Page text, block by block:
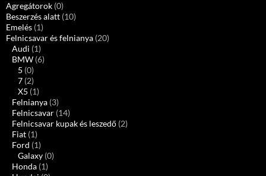
Agregátorok (0)
Beszerzés alatt (10)
Emelés (1)
Felnicsavar és felnianya (20)
Audi (1)
BMW (6)
5 (0)
7 (2)
X5 (1)
Felnianya (3)
Felnicsavar (14)
Felnicsavar kupak és leszedő (2)
Fiat (1)
Ford (1)
Galaxy (0)
Honda (1)